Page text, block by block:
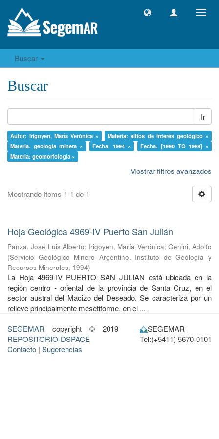
Buscar
Buscar
Ir
Autor: Irigoyen, María Verónica ×
Materia: sitios de interés geológico ×
Materia: geología minera ×
Fecha: 1994 ×
Fecha: [1990 TO 1999] ×
Materia: geomorfología ×
Mostrar filtros avanzados
Mostrando ítems 1-1 de 1
Hoja Geológica 4969-IV Puerto San Julián
Panza, José Luis Alberto; Irigoyen, María Verónica; Genini, Adolfo
(Servicio Geológico Minero Argentino. Instituto de Geología y
Recursos Minerales, 1994)
La Hoja 4969-IV PUERTO SAN JULIAN está ubicada en la
región centro - oriental de la provincia de Santa Cruz, en el
sector austral del Macizo del Deseado. Se caracteriza por un
relieve principalmente mesetiforme, en el ...
SEGEMAR copyright © 2019
REPOSITORIO-DSPACE
Contacto | Sugerencias
SEGEMAR
Tel:(+5411) 5670-0101